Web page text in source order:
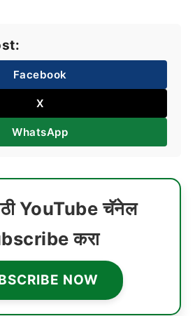
Facebook
X
WhatsApp
YouTube चॅनेल
करा
NOW